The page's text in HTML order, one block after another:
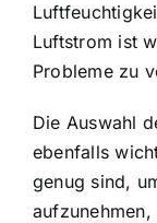
Luftstrom ist
Probleme zu
Die Auswahl
ebenfalls
genug sind,